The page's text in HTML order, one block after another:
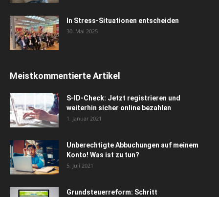
In Stress-Situationen entscheiden
30. Mai 2025
Meistkommentierte Artikel
S-ID-Check: Jetzt registrieren und
weiterhin sicher online bezahlen
1. Januar 2021
Unberechtigte Abbuchungen auf meinem
Konto! Was ist zu tun?
5. Juli 2021
Grundsteuerreform: Schritt